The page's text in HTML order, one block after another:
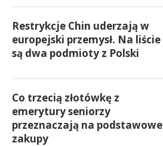
Restrykcje Chin uderzają w
europejski przemysł. Na liście
są dwa podmioty z Polski
Co trzecią złotówkę z
emerytury seniorzy
przeznaczają na podstawowe
zakupy